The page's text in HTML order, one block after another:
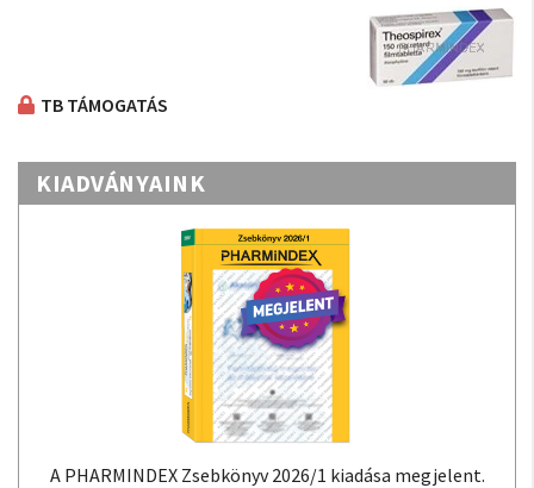
TB TÁMOGATÁS
KIADVÁNYAINK
A PHARMINDEX Zsebkönyv 2026/1 kiadása megjelent.